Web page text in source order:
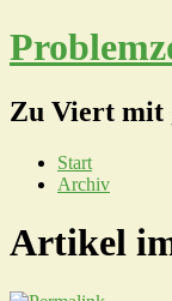
Zu Viert mit
Start
Archiv
Artikel